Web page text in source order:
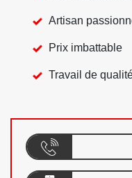
Artisan
Prix imbattable
Travail de